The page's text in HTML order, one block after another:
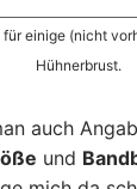
einige (nicht
Hühnerbrust.
auch
und